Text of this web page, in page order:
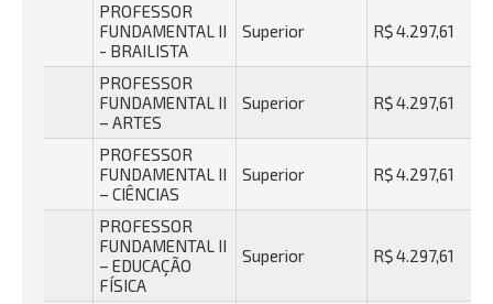
PROFESSOR
FUNDAMENTAL II
- BRAILISTA
Superior R$ 4.297,61
PROFESSOR
FUNDAMENTAL II
– ARTES
Superior R$ 4.297,61
PROFESSOR
FUNDAMENTAL II
– CIÊNCIAS
Superior R$ 4.297,61
PROFESSOR
FUNDAMENTAL II
– EDUCAÇÃO
FÍSICA
Superior R$ 4.297,61